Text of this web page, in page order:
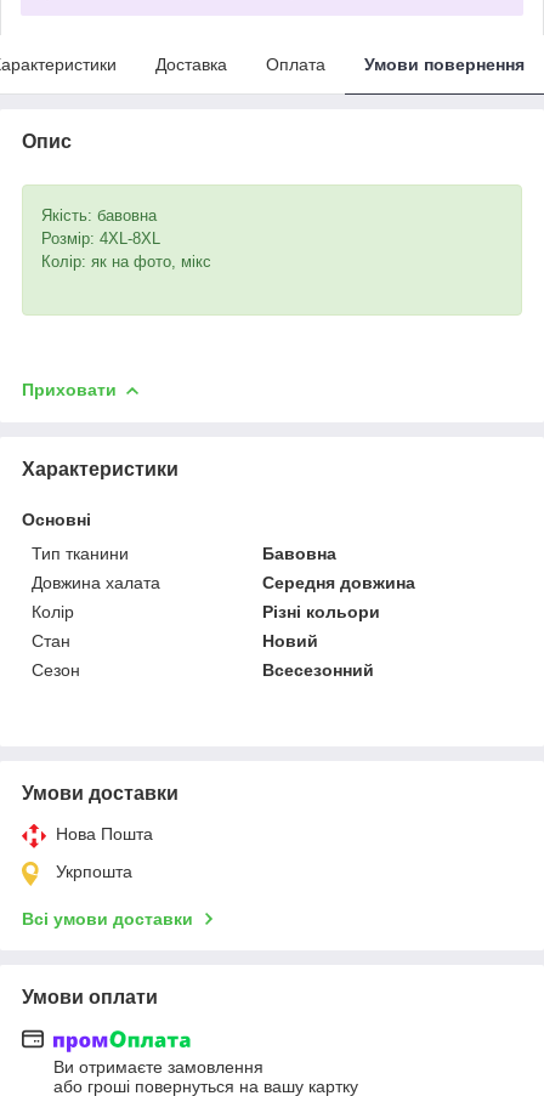
Доставка Оплата Умови повернення
Опис
Якість: бавовна
Розмір: 4XL-8XL
Колір: як на фото, мікс
Приховати
Характеристики
Основні
Тип тканини
Бавовна
Довжина халата
Середня довжина
Колір
Різні кольори
Стан
Новий
Сезон
Всесезонний
Умови доставки
Нова Пошта
Укрпошта
Всі умови доставки
Умови оплати
Ви отримаєте замовлення
або гроші повернуться на вашу картку